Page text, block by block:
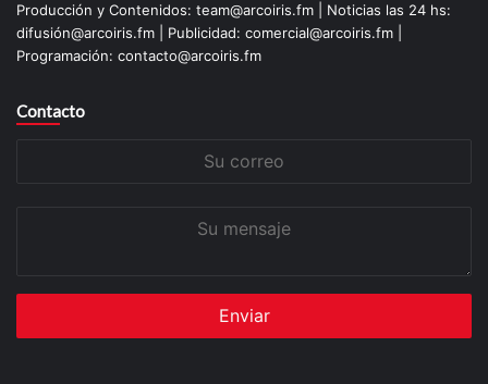
Producción y Contenidos: team@arcoiris.fm | Noticias las 24 hs:
difusión@arcoiris.fm | Publicidad: comercial@arcoiris.fm |
Programación: contacto@arcoiris.fm
Contacto